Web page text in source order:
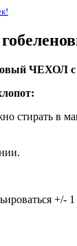
ЧЕХОЛ
стирать в
+/-